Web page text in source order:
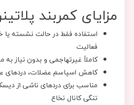
مزایای کمربند
استفاده فقط در حالت نشسته یا
فعالیت
کاملاً غیرتهاجمی و بدون نیاز به
کاهش اسپاسم عضلات، دردهای
مناسب برای دردهای ناشی از
تنگی کانال نخاع